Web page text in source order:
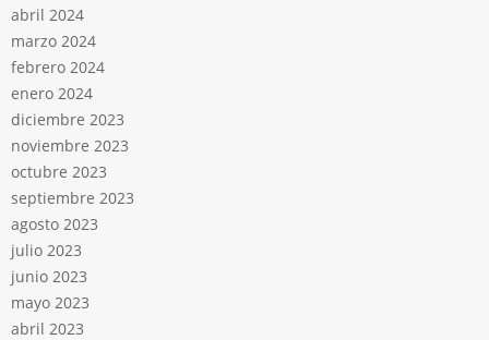
abril 2024
marzo 2024
febrero 2024
enero 2024
diciembre 2023
noviembre 2023
octubre 2023
septiembre 2023
agosto 2023
julio 2023
junio 2023
mayo 2023
abril 2023